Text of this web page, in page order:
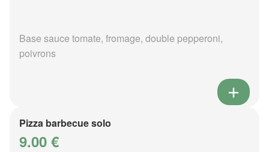
Base sauce tomate, fromage, double pepperoni,
poivrons
Pizza barbecue solo
9.00 €